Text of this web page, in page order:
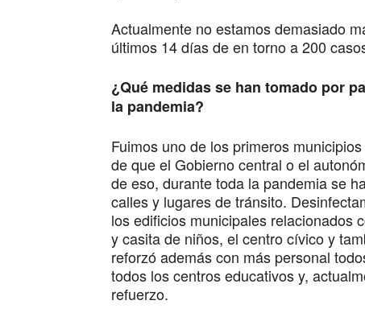
Actualmente no estamos demasiado
últimos 14 días de en torno a 200
¿Qué medidas se han tomado por
la pandemia?
Fuimos uno de los primeros
de que el Gobierno central o el
de eso, durante toda la pandemia se
calles y lugares de tránsito.
los edificios municipales relacionados
y casita de niños, el centro cívico y
reforzó además con más personal
todos los centros educativos y,
refuerzo.